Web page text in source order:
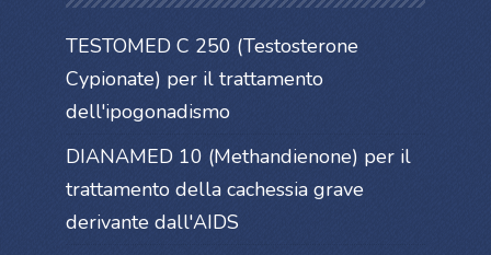
TESTOMED C 250 (Testosterone
Cypionate) per il trattamento
dell'ipogonadismo
DIANAMED 10 (Methandienone) per il
trattamento della cachessia grave
derivante dall'AIDS